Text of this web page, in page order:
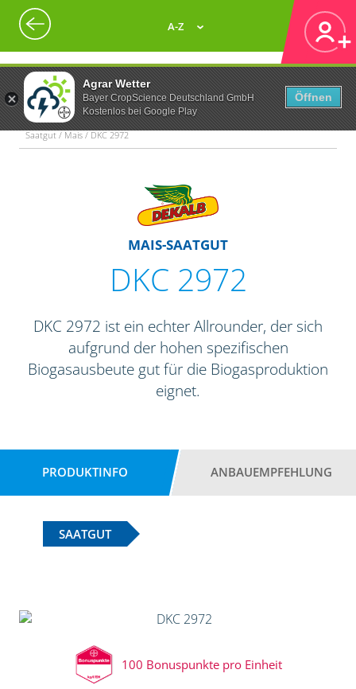
Agrar Wetter
Bayer CropScience Deutschland GmbH
Kostenlos bei Google Play
Öffnen
A-Z
Saatgut / Mais / DKC 2972
MAIS-SAATGUT
DKC 2972
DKC 2972 ist ein echter Allrounder, der sich
aufgrund der hohen spezifischen
Biogasausbeute gut für die Biogasproduktion
eignet.
PRODUKTINFO ANBAUEMPFEHLUNG
SAATGUT
100 Bonuspunkte pro Einheit